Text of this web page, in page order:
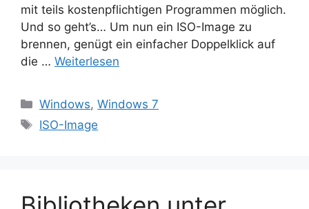
mit teils kostenpflichtigen Programmen möglich.
Und so geht’s… Um nun ein ISO-Image zu
brennen, genügt ein einfacher Doppelklick auf
die … Weiterlesen
Kategorien
Windows,Windows 7
Schlagwörter
ISO-Image